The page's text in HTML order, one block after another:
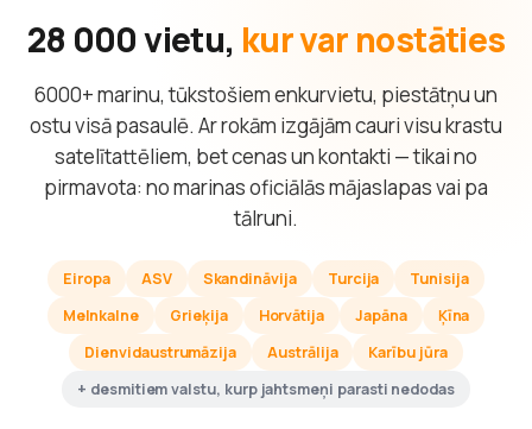
28 000 vietu, kur var nostāties
6000+ marinu, tūkstošiem enkurvietu, piestātņu un
ostu visā pasaulē. Ar rokām izgājām cauri visu krastu
satelītattēliem, bet cenas un kontakti — tikai no
pirmavota: no marinas oficiālās mājaslapas vai pa
tālruni.
Eiropa ASV Skandināvija Turcija
Tunisija
Melnkalne
Grieķija Horvātija Japāna
Ķīna
Dienvidaustrumāzija
Austrālija
Karību jūra
+ desmitiem valstu, kurp jahtsmeņi parasti nedodas